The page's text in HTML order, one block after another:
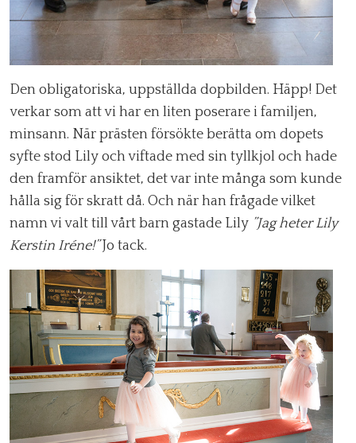
Den obligatoriska, uppställda dopbilden. Häpp! Det
verkar som att vi har en liten poserare i familjen,
minsann. När prästen försökte berätta om dopets
syfte stod Lily och viftade med sin tyllkjol och hade
den framför ansiktet, det var inte många som kunde
hålla sig för skratt då. Och när han frågade vilket
namn vi valt till vårt barn gastade Lily ”Jag heter Lily
Kerstin Iréne!”Jo tack.